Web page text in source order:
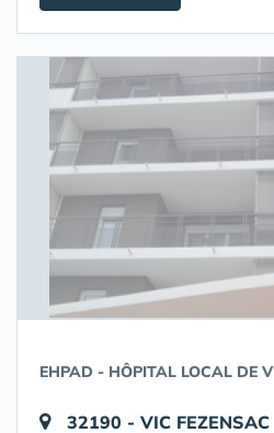
EHPAD - HÔPITAL LOCAL DE
32190 - VIC FEZENSAC